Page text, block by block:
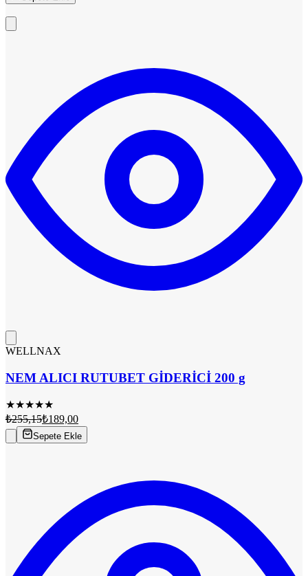
WELLNAX
NEM ALICI RUTUBET GİDERİCİ 200 g
★★★★★
₺255,15₺189,00
Sepete Ekle